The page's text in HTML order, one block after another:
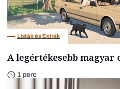
Listák és Extrák
A legértékesebb magyar
1 perc